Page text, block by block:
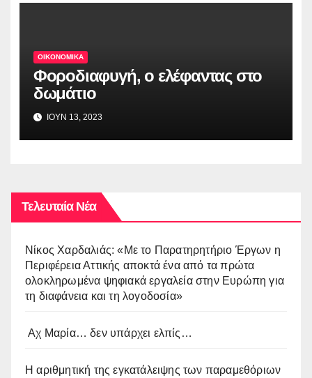
ΟΙΚΟΝΟΜΙΚΑ
Φοροδιαφυγή, ο ελέφαντας στο
δωμάτιο
ΙΟΥΝ 13, 2023
Τελευταία Νέα
Νίκος Χαρδαλιάς: «Με το Παρατηρητήριο Έργων η
Περιφέρεια Αττικής αποκτά ένα από τα πρώτα
ολοκληρωμένα ψηφιακά εργαλεία στην Ευρώπη για
τη διαφάνεια και τη λογοδοσία»
Αχ Μαρία… δεν υπάρχει ελπίς…
Η αριθμητική της εγκατάλειψης των παραμεθόριων